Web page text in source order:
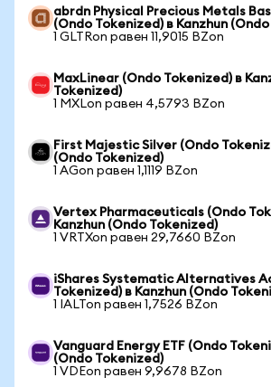
abrdn Physical Precious Metals
(Ondo Tokenized) в Kanzhun
1 GLTRon равен 11,9015 BZon
MaxLinear (Ondo Tokenized) в
Tokenized)
1 MXLon равен 4,5793 BZon
First Majestic Silver (Ondo
(Ondo Tokenized)
1 AGon равен 1,1119 BZon
Vertex Pharmaceuticals (Ondo
Kanzhun (Ondo Tokenized)
1 VRTXon равен 29,7660 BZon
iShares Systematic Alternatives
Tokenized) в Kanzhun (Ondo
1 IALTon равен 1,7526 BZon
Vanguard Energy ETF (Ondo
(Ondo Tokenized)
1 VDEon равен 9,9678 BZon